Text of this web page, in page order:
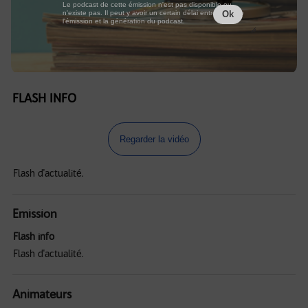
FLASH INFO
Regarder la vidéo
Flash d'actualité.
Emission
Flash info
Flash d'actualité.
Animateurs
Le podcast de cette émission n'est pas disponible ou
n'existe pas. Il peut y avoir un certain délai entre la fin de
l'émission et la génération du podcast.
Ok